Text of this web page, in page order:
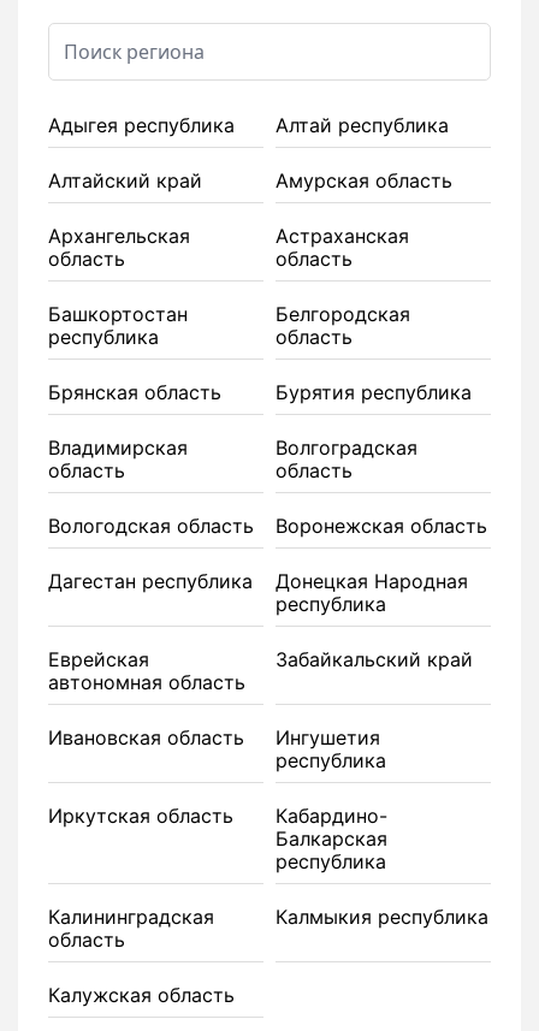
Адыгея республика Алтай республика
Алтайский край Амурская область
Архангельская
область
Астраханская
область
Башкортостан
республика
Белгородская
область
Брянская область Бурятия республика
Владимирская
область
Волгоградская
область
Вологодская область Воронежская область
Дагестан республика
Донецкая Народная
республика
Еврейская
автономная область
Забайкальский край
Ивановская область
Ингушетия
республика
Иркутская область
Кабардино-
Балкарская
республика
Калининградская
область
Калмыкия республика
Калужская область